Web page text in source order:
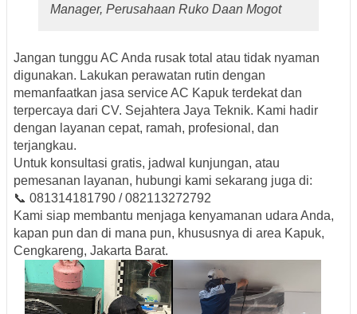
Manager, Perusahaan Ruko Daan Mogot
Jangan tunggu AC Anda rusak total atau tidak nyaman
digunakan. Lakukan perawatan rutin dengan
memanfaatkan jasa service AC Kapuk terdekat dan
terpercaya dari CV. Sejahtera Jaya Teknik. Kami hadir
dengan layanan cepat, ramah, profesional, dan
terjangkau.
Untuk konsultasi gratis, jadwal kunjungan, atau
pemesanan layanan, hubungi kami sekarang juga di:
📞 081314181790 / 082113272792
Kami siap membantu menjaga kenyamanan udara Anda,
kapan pun dan di mana pun, khususnya di area Kapuk,
Cengkareng, Jakarta Barat.